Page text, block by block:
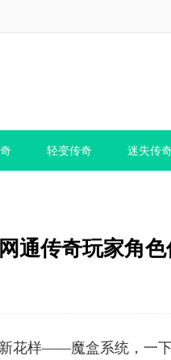
轻变传奇 迷失传
通传奇玩家角
花样——魔盒系统，一